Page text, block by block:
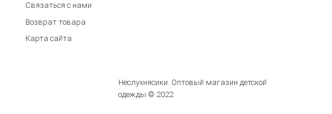
Связаться с нами
Возврат товара
Карта сайта
Неслухнясики. Оптовый магазин детской
одежды © 2022